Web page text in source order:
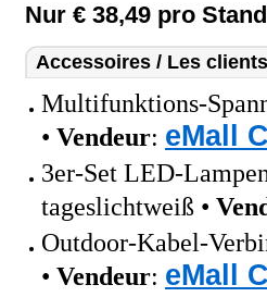
Nur € 38,49 pro
Accessoires / Les
Multifunktions-
• Vendeur: eMall
3er-Set LED-
tageslichtweiß •
Outdoor-Kabel-
• Vendeur: eMall